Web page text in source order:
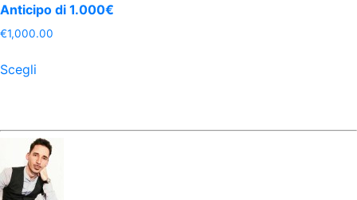
Anticipo di 1.000€
€1,000.00
Scegli
varianti.
Le
opzioni
possono